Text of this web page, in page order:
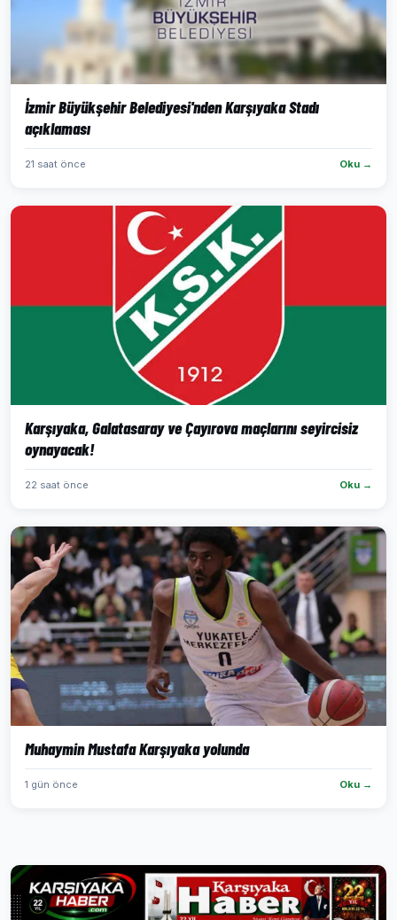
İzmir Büyükşehir Belediyesi'nden Karşıyaka Stadı
açıklaması
21 saat önce Oku →
Karşıyaka, Galatasaray ve Çayırova maçlarını seyircisiz
oynayacak!
22 saat önce Oku →
Muhaymin Mustafa Karşıyaka yolunda
1 gün önce Oku →